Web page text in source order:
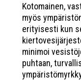
Kotomainen,
myös
erityisesti kun
minimoi
puhtaan,